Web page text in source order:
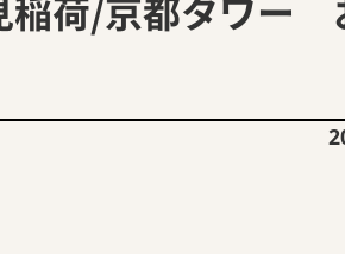
稲荷/京都タワー